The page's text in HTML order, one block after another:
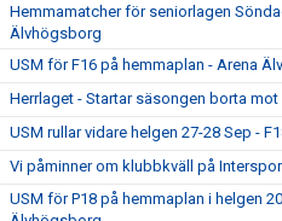
Hemmamatcher för seniorlagen
Älvhögsborg
USM för F16 på hemmaplan - Arena
Herrlaget - Startar säsongen borta mot
USM rullar vidare helgen 27-28 Sep -
Vi påminner om klubbkväll på
USM för P18 på hemmaplan i helgen